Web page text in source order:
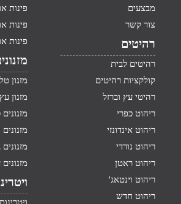
מבצעים
צור קשר
רהיטים
רהיטים לבית
קולקציות רהיטים
רהיטי עץ וברזל
ריהוט כפרי
ריהוט אינדונזי
ריהוט נורדי
ריהוט ראטן
ריהוט וינטאג'
ריהוט חדש
פינות
פינות
פינות
מזנון
מזנון עץ
מזנונים